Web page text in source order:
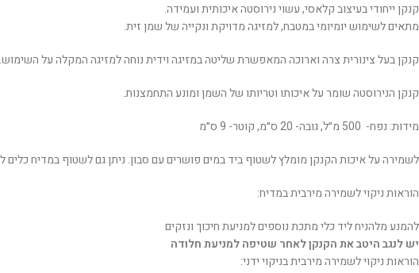
קנקן ייחודי בעיצוב קלאסי, עשוי נירוסטה איכותית ועמידה.
מתאים לשימוש יומיומי במטבח, למזיגה מדויקת ונקייה של שמן זית.
קנקן בעל צינורית צרה וארוכה המאפשרת שליטה במזיגה וידית נוחה למזיגה המקלה על השימוש.
קנקן הנירוסטה שומר על איכותו וטריותו של השמן ומונע התחמצנות.
מידות: נפח- 500 מ״לֹ, גובה- 20 ס״מ, קוטר- 9 ס״מ
לשמירה על איכות הקנקן מומלץ לשטוף ביד במים פושרים עם סבון. ניתן גם לשטוף במדיח כלים
הוראות ניקוי לשמירה מירבית במדיח:
להמנע מלהניח ליד כלי מתכת נוספים למניעת חיכוך ונזקים
יש לנגב היטב את הקנקן לאחר שטיפה למניעת חלודה
הוראות ניקוי לשמירה מירבית בניקוי ידני: